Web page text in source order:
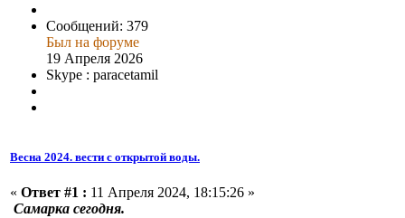
Сообщений: 379
Был на форуме
19 Апреля 2026
Skype : paracetamil
Весна 2024. вести с открытой воды.
« Ответ #1 : 11 Апреля 2024, 18:15:26 »
Самарка сегодня.